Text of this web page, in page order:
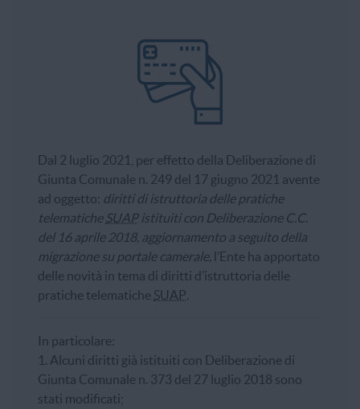
Dal 2 luglio 2021, per effetto della Deliberazione di
Giunta Comunale n. 249 del 17 giugno 2021 avente
ad oggetto: diritti di istruttoria delle pratiche
telematicheSUAPistituiti con Deliberazione C.C.
del 16 aprile 2018, aggiornamento a seguito della
migrazione su portale camerale, l’Ente ha apportato
delle novità in tema di diritti d’istruttoria delle
pratiche telematiche SUAP.
In particolare:
1. Alcuni diritti già istituiti con Deliberazione di
Giunta Comunale n. 373 del 27 luglio 2018 sono
stati modificati;